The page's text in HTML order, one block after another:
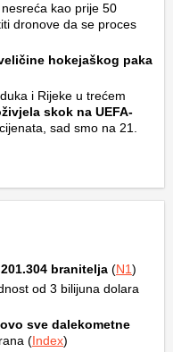
kao prije 50
dronove da se proces
hokejaškog paka
i Rijeke u trećem
skok na UEFA-
sad smo na 21.
branitelja (N1)
od 3 bilijuna dolara
sve dalekometne
(Index)